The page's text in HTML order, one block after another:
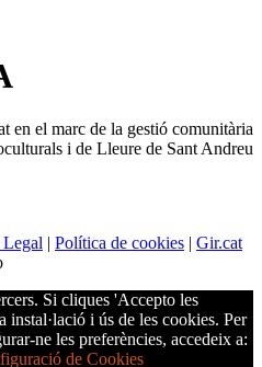
en el marc de la gestió comunitària
i de Lleure de Sant Andreu
| Política de cookies | Gir.cat
Si cliques 'Accepto les
instal·lació i ús de les cookies. Per
ne les preferències, accedeix a:
de Cookies